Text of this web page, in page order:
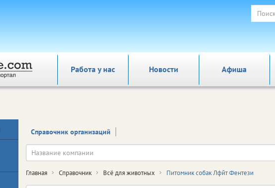
Работа у нас Новости Афиша
Справочник организаций
Главная Справочник Всё для животных Питомник собак Лфйт Фентези